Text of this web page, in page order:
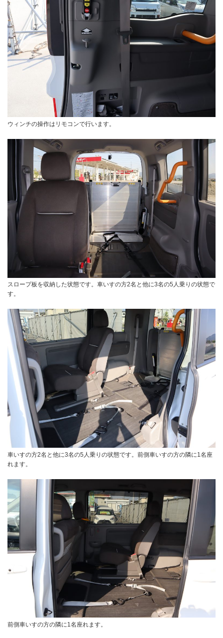
ウィンチの操作はリモコンで行います。
スロープ板を収納した状態です。車いすの方2名と他に3名の5人乗りの状態で
す。
車いすの方2名と他に3名の5人乗りの状態です。前側車いすの方の隣に1名座
れます。
前側車いすの方の隣に1名座れます。